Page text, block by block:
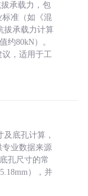
承载力，包
准（如《混
拔承载力计算
约80kN）。
议，适用于工
底孔计算，
业数据来源
孔尺寸的常
），并